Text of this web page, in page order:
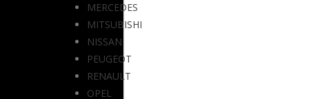
MERCEDES
MITSUBISHI
NISSAN
PEUGEOT
RENAULT
OPEL